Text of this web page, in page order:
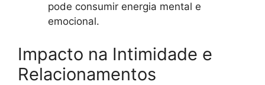
pode consumir energia mental e
emocional.
Impacto na Intimidade e
Relacionamentos